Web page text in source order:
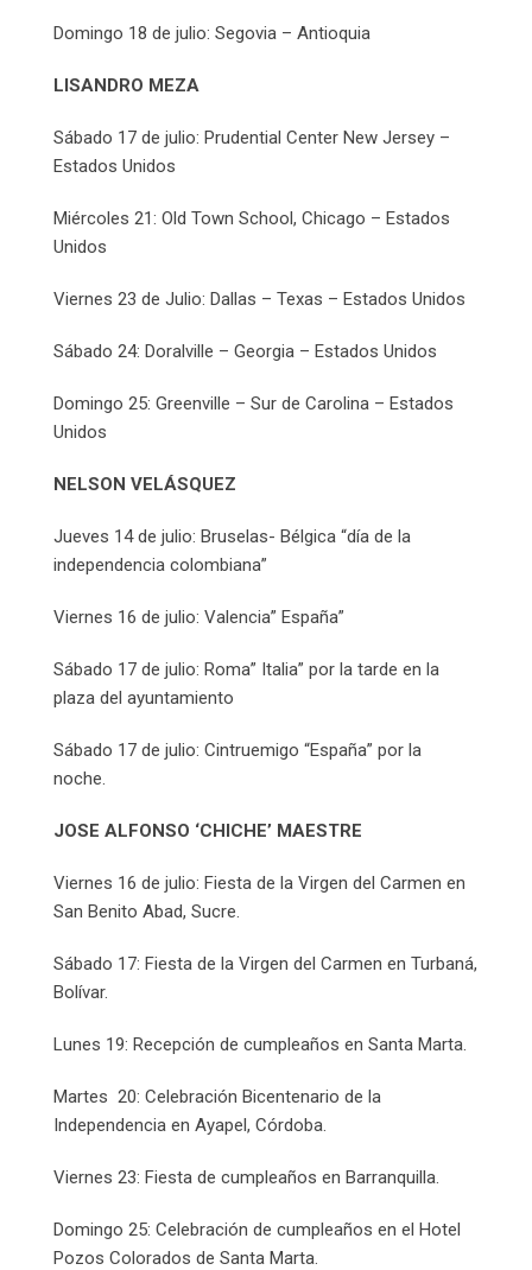
Domingo 18 de julio: Segovia – Antioquia
LISANDRO MEZA
Sábado 17 de julio: Prudential Center New Jersey –
Estados Unidos
Miércoles 21: Old Town School, Chicago – Estados
Unidos
Viernes 23 de Julio: Dallas – Texas – Estados Unidos
Sábado 24: Doralville – Georgia – Estados Unidos
Domingo 25: Greenville – Sur de Carolina – Estados
Unidos
NELSON VELÁSQUEZ
Jueves 14 de julio: Bruselas- Bélgica “día de la
independencia colombiana”
Viernes 16 de julio: Valencia” España”
Sábado 17 de julio: Roma” Italia” por la tarde en la
plaza del ayuntamiento
Sábado 17 de julio: Cintruemigo “España” por la
noche.
JOSE ALFONSO ‘CHICHE’ MAESTRE
Viernes 16 de julio: Fiesta de la Virgen del Carmen en
San Benito Abad, Sucre.
Sábado 17: Fiesta de la Virgen del Carmen en Turbaná,
Bolívar.
Lunes 19: Recepción de cumpleaños en Santa Marta.
Martes 20: Celebración Bicentenario de la
Independencia en Ayapel, Córdoba.
Viernes 23: Fiesta de cumpleaños en Barranquilla.
Domingo 25: Celebración de cumpleaños en el Hotel
Pozos Colorados de Santa Marta.